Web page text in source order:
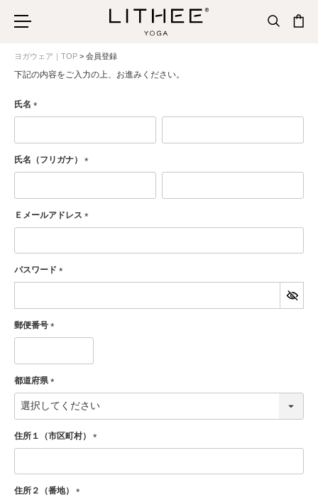
ヨガウェア｜TOP 会員登録
下記の内容をご入力の上、お進みください。
氏名
(必
氏名（フリガナ）
(必
Ｅメールアドレス
(必
パスワード
(必
郵便番号
(必
都道府県
(必
須)
住所１（市区町村）
(必
住所２（番地）